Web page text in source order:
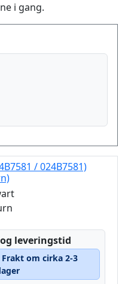
i gang.
/ 024B7581)
leveringstid
om cirka 2-3